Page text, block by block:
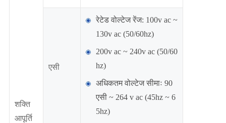
शक्ति
आपूर्ति
एसी
रेटेड वोल्टेज रेंज: 100v ac ~
130v ac (50/60hz)
200v ac ~ 240v ac (50/60
hz)
अधिकतम वोल्टेज सीमाः 90
एसी ~ 264 v ac (45hz ~ 6
5hz)